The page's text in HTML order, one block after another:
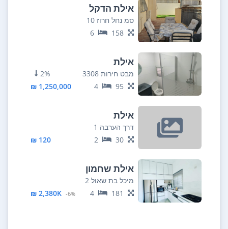
אילת הדקל
סמ נחל חרוז 10
158
6
אילת
מבט חירות 3308
2%
95
4
1,250,000 ₪
אילת
דרך הערבה 1
30
2
120 ₪
אילת שחמון
מיכל בת שאול 2
181
4
6%-
2,380K ₪